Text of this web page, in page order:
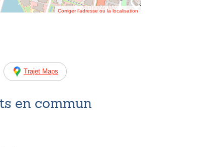
Corriger l’adresse ou la localisation
Trajet Maps
en commun